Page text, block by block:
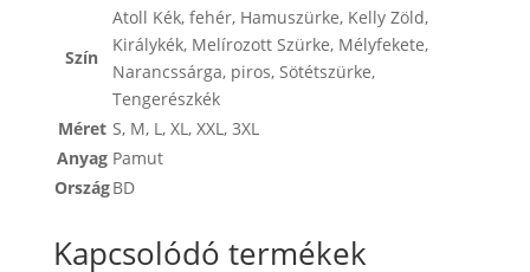
Szín
Atoll Kék, fehér, Hamuszürke, Kelly Zöld,
Királykék, Melírozott Szürke, Mélyfekete,
Narancssárga, piros, Sötétszürke,
Tengerészkék
Méret S, M, L, XL, XXL, 3XL
Anyag Pamut
OrszágBD
Kapcsolódó termékek